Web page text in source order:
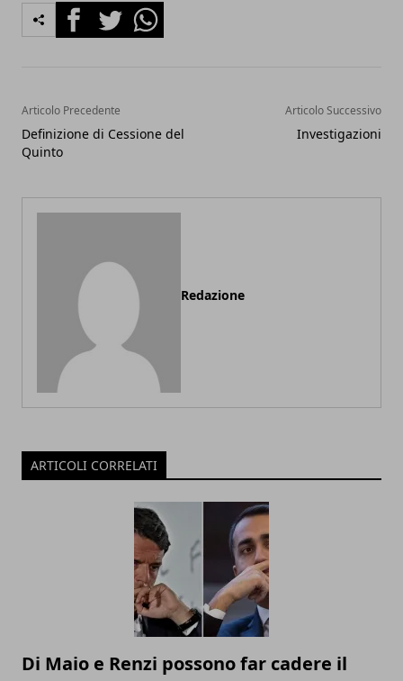
FacebookTwitterWhatsapp
Articolo Precedente
Definizione di Cessione del
Quinto
Articolo Successivo
Investigazioni
Redazione
ARTICOLI CORRELATI
Di Maio e Renzi possono far cadere il